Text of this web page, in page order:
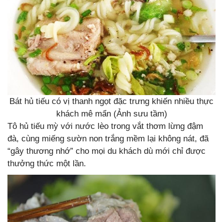
Bát hủ tiếu có vị thanh ngọt đặc trưng khiến nhiều thực
khách mê mẩn (Ảnh sưu tầm)
Tô hủ tiếu mỳ với nước lèo trong vắt thơm lừng đậm
đà, cùng miếng sườn non trắng mềm lại không nát, đã
“gây thương nhớ” cho mọi du khách dù mới chỉ được
thưởng thức một lần.